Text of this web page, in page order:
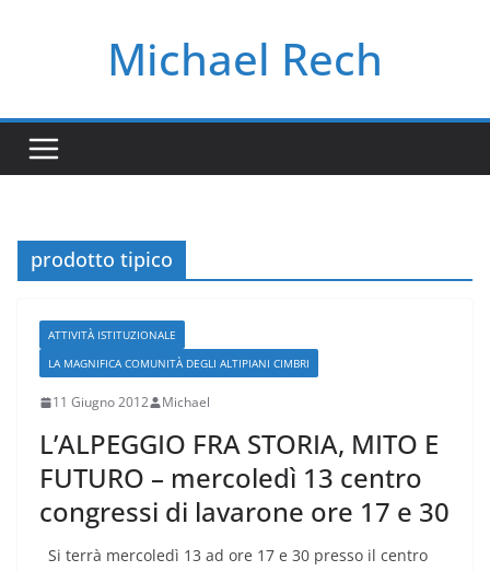
Michael Rech
prodotto tipico
ATTIVITÀ ISTITUZIONALE
LA MAGNIFICA COMUNITÀ DEGLI ALTIPIANI CIMBRI
11 Giugno 2012 Michael
L’ALPEGGIO FRA STORIA, MITO E
FUTURO – mercoledì 13 centro
congressi di lavarone ore 17 e 30
Si terrà mercoledì 13 ad ore 17 e 30 presso il centro